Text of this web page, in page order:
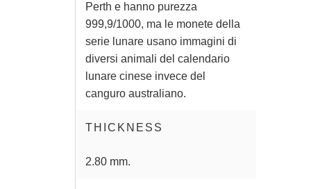
Perth e hanno purezza
999,9/1000, ma le monete della
serie lunare usano immagini di
diversi animali del calendario
lunare cinese invece del
canguro australiano.
THICKNESS
2.80 mm.